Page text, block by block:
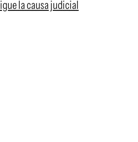
la causa judicial